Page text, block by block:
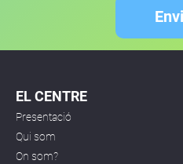
EL CENTRE
Presentació
Qui som
On som?